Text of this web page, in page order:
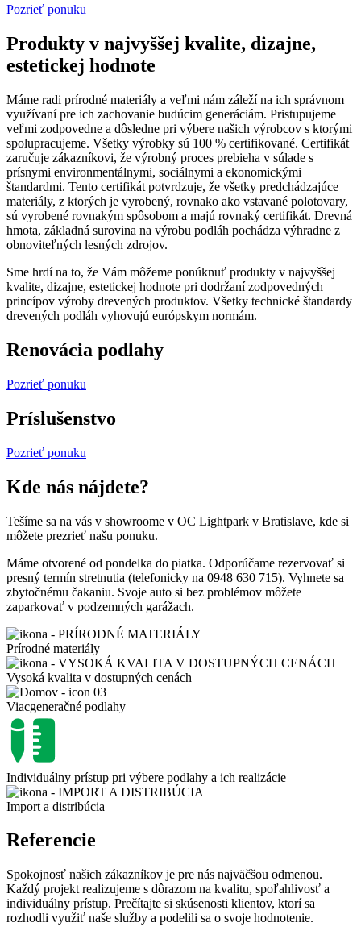
Pozrieť ponuku
Produkty v najvyššej kvalite, dizajne,
estetickej hodnote
Máme radi prírodné materiály a veľmi nám záleží na ich správnom
využívaní pre ich zachovanie budúcim generáciám. Pristupujeme
veľmi zodpovedne a dôsledne pri výbere našich výrobcov s ktorými
spolupracujeme. Všetky výrobky sú 100 % certifikované. Certifikát
zaručuje zákazníkovi, že výrobný proces prebieha v súlade s
prísnymi environmentálnymi, sociálnymi a ekonomickými
štandardmi. Tento certifikát potvrdzuje, že všetky predchádzajúce
materiály, z ktorých je vyrobený, rovnako ako vstavané polotovary,
sú vyrobené rovnakým spôsobom a majú rovnaký certifikát. Drevná
hmota, základná surovina na výrobu podláh pochádza výhradne z
obnoviteľných lesných zdrojov.
Sme hrdí na to, že Vám môžeme ponúknuť produkty v najvyššej
kvalite, dizajne, estetickej hodnote pri dodržaní zodpovedných
princípov výroby drevených produktov. Všetky technické štandardy
drevených podláh vyhovujú európskym normám.
Renovácia podlahy
Pozrieť ponuku
Príslušenstvo
Pozrieť ponuku
Kde nás nájdete?
Tešíme sa na vás v showroome v OC Lightpark v Bratislave, kde si
môžete prezrieť našu ponuku.
Máme otvorené od pondelka do piatka. Odporúčame rezervovať si
presný termín stretnutia (telefonicky na 0948 630 715). Vyhnete sa
zbytočnému čakaniu. Svoje auto si bez problémov môžete
zaparkovať v podzemných garážach.
Prírodné materiály
Vysoká kvalita v dostupných cenách​
Viacgeneračné podlahy​
Individuálny prístup pri výbere podlahy a ich realizácie​
Import a distribúcia
Referencie
Spokojnosť našich zákazníkov je pre nás najväčšou odmenou.
Každý projekt realizujeme s dôrazom na kvalitu, spoľahlivosť a
individuálny prístup. Prečítajte si skúsenosti klientov, ktorí sa
rozhodli využiť naše služby a podelili sa o svoje hodnotenie.